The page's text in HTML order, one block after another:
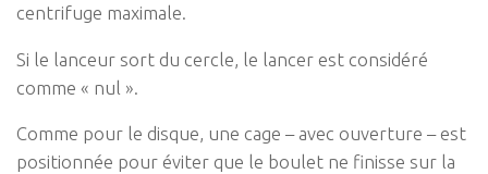
centrifuge maximale.
Si le lanceur sort du cercle, le lancer est considéré
comme « nul ».
Comme pour le disque, une cage – avec ouverture – est
positionnée pour éviter que le boulet ne finisse sur la